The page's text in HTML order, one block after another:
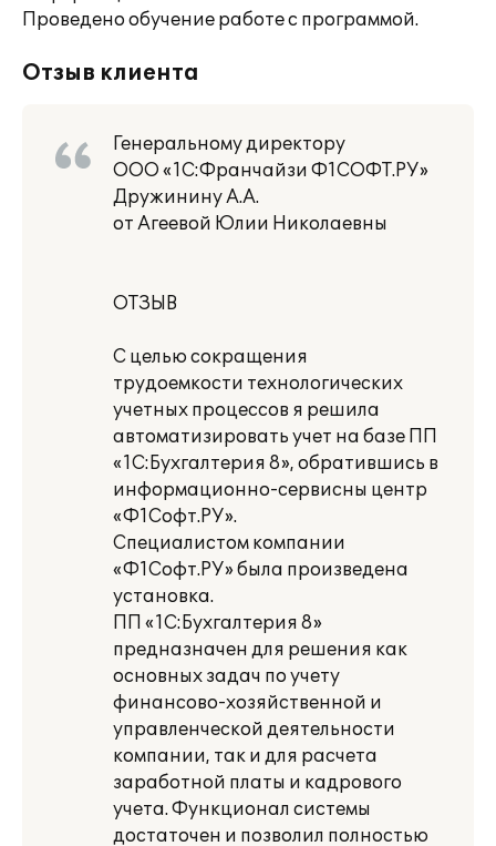
Проведено обучение работе с программой.
Отзыв клиента
Генеральному директору
ООО «1C:Франчайзи Ф1СОФТ.РУ»
Дружинину А.А.
от Агеевой Юлии Николаевны
ОТЗЫВ
С целью сокращения
трудоемкости технологических
учетных процессов я решила
автоматизировать учет на базе ПП
«1С:Бухгалтерия 8», обратившись в
информационно-сервисны центр
«Ф1Софт.РУ».
Специалистом компании
«Ф1Софт.РУ» была произведена
установка.
ПП «1С:Бухгалтерия 8»
предназначен для решения как
основных задач по учету
финансово-хозяйственной и
управленческой деятельности
компании, так и для расчета
заработной платы и кадрового
учета. Функционал системы
достаточен и позволил полностью